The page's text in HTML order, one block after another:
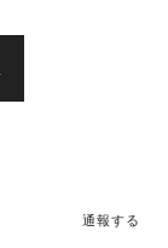
通報する